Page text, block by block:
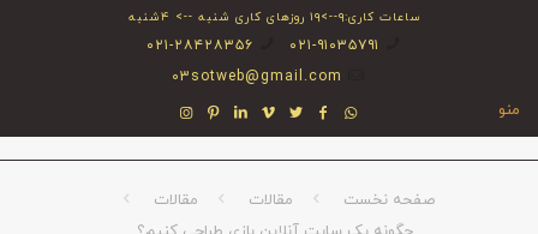
ساعات کاری:۹-->۱۹ روزهای کاری شنبه --> ۴شنبه
۰۲۱-۹۱۰۳۵۷۹۱
۰۲۱-۲۸۴۲۸۳۵۶
03sotweb@gmail.com
منو
صفحه نخست مقالات
مقالات